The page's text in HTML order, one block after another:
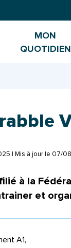
MON
QUOTIDIEN
| Mis à jour le 07/
à la
et
A1,